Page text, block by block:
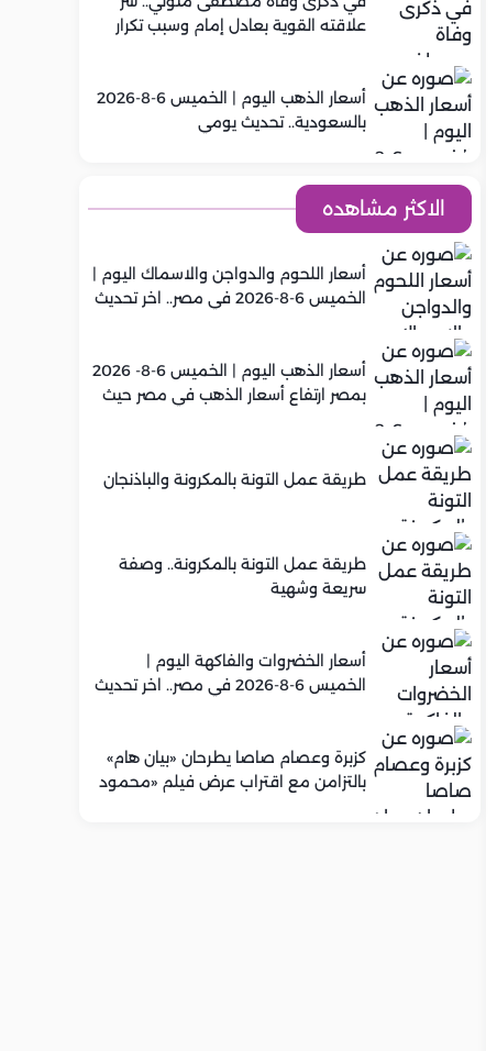
علاقته القوية بعادل إمام وسبب تكرار
أسعار الذهب اليوم | الخميس 6-8-2026
بالسعودية.. تحديث يومي
الاكثر مشاهده
أسعار اللحوم والدواجن والاسماك اليوم |
الخميس 6-8-2026 في مصر.. اخر تحديث
أسعار الذهب اليوم | الخميس 6-8- 2026
بمصر ارتفاع أسعار الذهب في مصر حيث
طريقة عمل التونة بالمكرونة والباذنجان
طريقة عمل التونة بالمكرونة.. وصفة
سريعة وشهية
أسعار الخضروات والفاكهة اليوم |
الخميس 6-8-2026 في مصر.. اخر تحديث
كزبرة وعصام صاصا يطرحان «بيان هام»
بالتزامن مع اقتراب عرض فيلم «محمود